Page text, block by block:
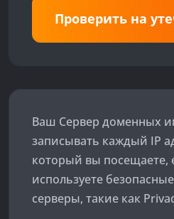
Проверить на
Ваш Сервер доменных
записывать каждый IP
который вы посещаете,
используете
серверы, такие как